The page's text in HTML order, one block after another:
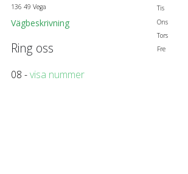
136 49 Vega
Vägbeskrivning
Ring oss
08 -visa nummer
Tis
Ons
Tors
Fre